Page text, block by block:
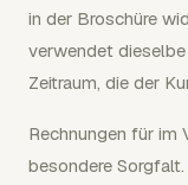
in der Broschüre
verwendet
Zeitraum, die der
Rechnungen für im
besondere Sorgfalt.